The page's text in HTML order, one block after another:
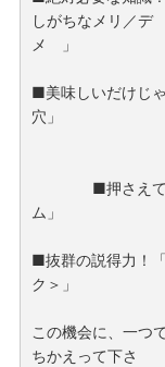
しがちなメリ／デ
■美味しいだけじ
■押さえておき
■抜群の説得力！
ク＞」
この機会に、一つ
ちかえって下さ